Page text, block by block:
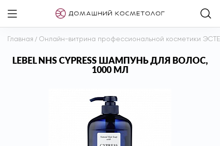
Главная / Онлайн-витрина профессиональной косметики
LEBEL NHS CYPRESS ШАМПУНЬ ДЛЯ ВОЛОС,
1000 МЛ